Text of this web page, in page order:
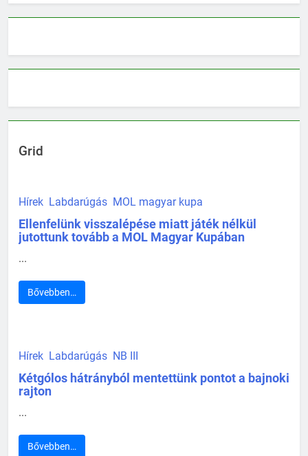
Grid
Hírek Labdarúgás MOL magyar kupa
Ellenfelünk visszalépése miatt játék nélkül
jutottunk tovább a MOL Magyar Kupában
...
Bővebben…
Hírek Labdarúgás NB III
Kétgólos hátrányból mentettünk pontot a bajnoki
rajton
...
Bővebben…